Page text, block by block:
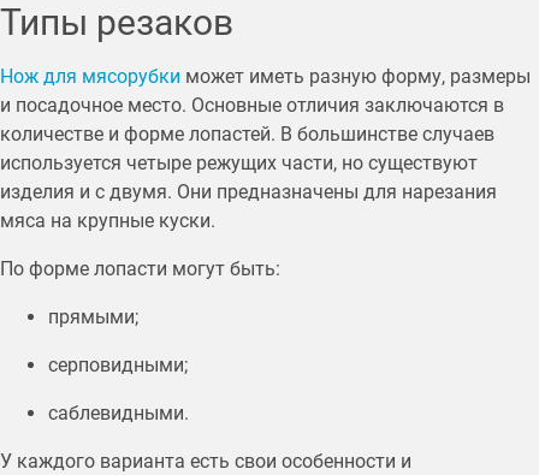
Типы резаков
Нож для мясорубки может иметь разную форму, размеры
и посадочное место. Основные отличия заключаются в
количестве и форме лопастей. В большинстве случаев
используется четыре режущих части, но существуют
изделия и с двумя. Они предназначены для нарезания
мяса на крупные куски.
По форме лопасти могут быть:
прямыми;
серповидными;
саблевидными.
У каждого варианта есть свои особенности и